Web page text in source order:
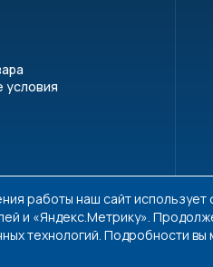
условия
работы наш сайт использует
и «Яндекс.Метрику».
технологий. Подробности вы